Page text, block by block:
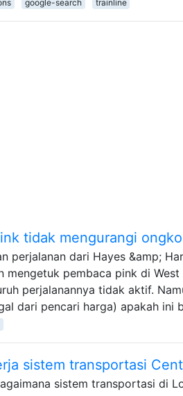
google-search trainline
tidak mengurangi
perjalanan dari Hayes &amp;
mengetuk pembaca pink di
perjalanannya tidak aktif.
dari pencari harga) apakah ini
sistem transportasi
sistem transportasi di